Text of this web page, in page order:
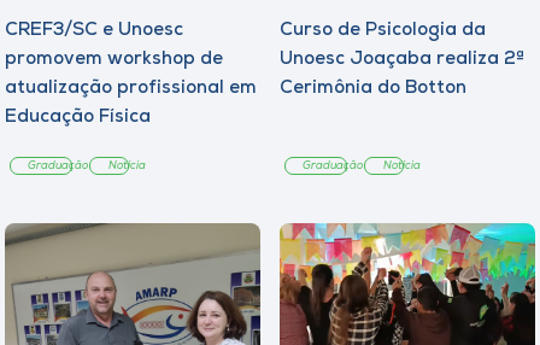
CREF3/SC e Unoesc
promovem workshop de
atualização profissional em
Educação Física
Graduação Notícia
Curso de Psicologia da
Unoesc Joaçaba realiza 2ª
Cerimônia do Botton
Graduação Notícia